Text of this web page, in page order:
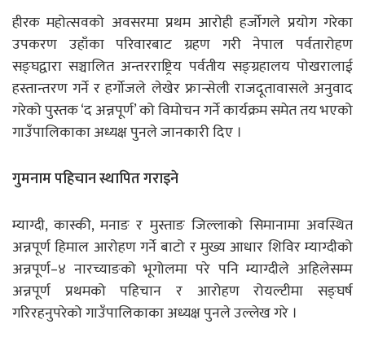
हीरक महोत्सवको अवसरमा प्रथम आरोही हर्जोगले प्रयोग गरेका
उपकरण उहाँका परिवारबाट ग्रहण गरी नेपाल पर्वतारोहण
सङ्घद्वारा सञ्चालित अन्तरराष्ट्रिय पर्वतीय सङ्ग्रहालय पोखरालाई
हस्तान्तरण गर्ने र हर्गोजले लेखेर फ्रान्सेली राजदूतावासले अनुवाद
गरेको पुस्तक ‘द अन्नपूर्ण’ को विमोचन गर्ने कार्यक्रम समेत तय भएको
गाउँपालिकाका अध्यक्ष पुनले जानकारी दिए ।
गुमनाम पहिचान स्थापित गराइने
म्याग्दी, कास्की, मनाङ र मुस्ताङ जिल्लाको सिमानामा अवस्थित
अन्नपूर्ण हिमाल आरोहण गर्ने बाटो र मुख्य आधार शिविर म्याग्दीको
अन्नपूर्ण–४ नारच्याङको भूगोलमा परे पनि म्याग्दीले अहिलेसम्म
अन्नपूर्ण प्रथमको पहिचान र आरोहण रोयल्टीमा सङ्घर्ष
गरिरहनुपरेको गाउँपालिकाका अध्यक्ष पुनले उल्लेख गरे ।